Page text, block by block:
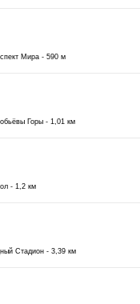
Мира - 590 м
Горы - 1,01 км
- 1,2 км
Стадион - 3,39 км